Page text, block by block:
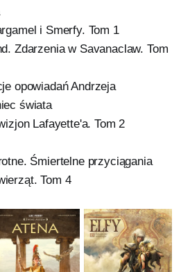
i Smerfy. Tom 1
Zdarzenia w Savanaclaw. Tom
opowiadań Andrzeja
świata
Lafayette'a. Tom 2
Śmiertelne przyciągania
Tom 4